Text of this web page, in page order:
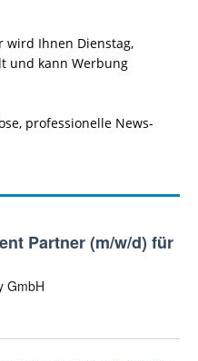
wird Ihnen Dienstag,
und kann Werbung
professionelle News-